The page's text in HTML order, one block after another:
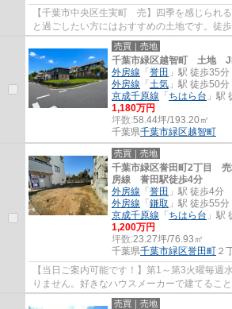
【千葉市中央区生実町 売】四季を感じられ
と過ごしたい方にはおすすめの土地です。徒
浜東小学校もあり。周辺環境も良好なエリア...
売買｜売地
千葉市緑区越智町 土地
外房線 「 誉田 」駅 徒歩35分
外房線 「 土気 」駅 徒歩50分
京成千原線 「 ちはら台 」駅
1,180万円
坪数:58.44坪/193.20㎡
千葉県千葉市緑区越智町
売買｜売地
千葉市緑区誉田町2丁目
房線 誉田駅徒歩4分
外房線 「 誉田 」駅 徒歩4分
外房線 「 鎌取 」駅 徒歩55分
京成千原線 「 ちはら台 」駅
1,200万円
坪数:23.27坪/76.93㎡
千葉県千葉市緑区誉田町 ２
【当日ご案内可能です！】第1～第3火曜毎
りません。好きなハウスメーカーで建てるこ
合わせ下さい！）
売買｜売地